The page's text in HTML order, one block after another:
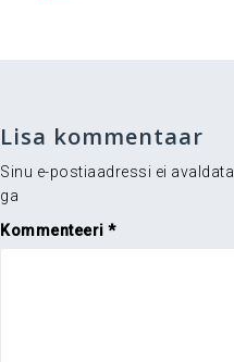
Lisa kommentaar
Sinu e-postiaadressi ei avaldata.
ga
Kommenteeri *